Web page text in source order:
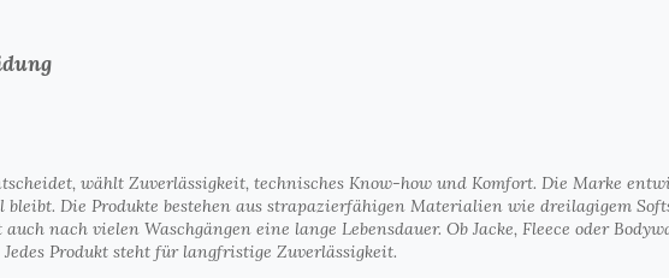
wählt Zuverlässigkeit, technisches Know-how und Komfort. Die Marke
Die Produkte bestehen aus strapazierfähigen Materialien wie dreilagigem
nach vielen Waschgängen eine lange Lebensdauer. Ob Jacke, Fleece oder
Produkt steht für langfristige Zuverlässigkeit.